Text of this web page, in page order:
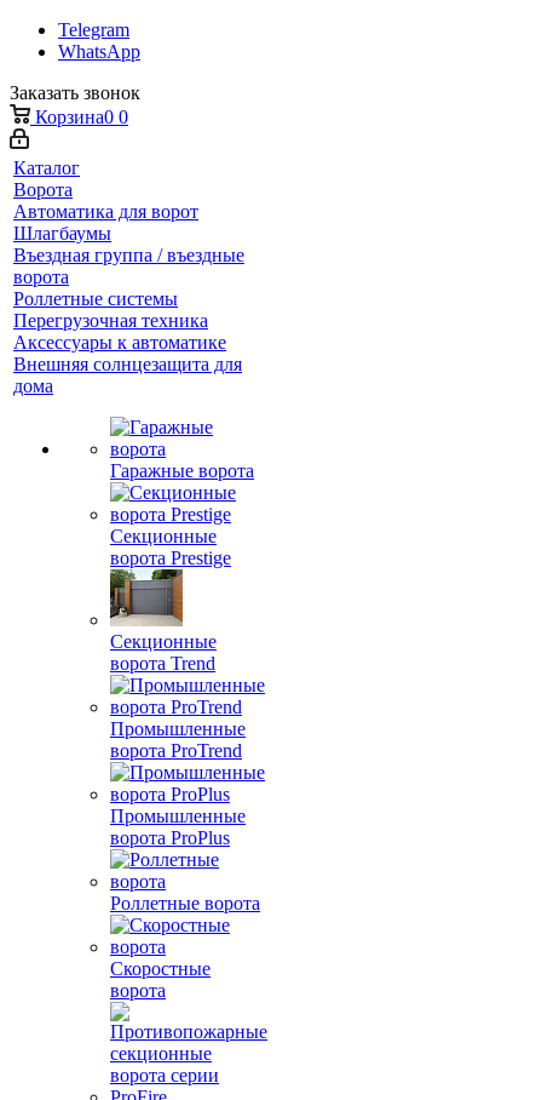
Telegram
WhatsApp
Заказать звонок
Корзина0 0
Каталог
Ворота
Автоматика для ворот
Шлагбаумы
Въездная группа / въездные
ворота
Роллетные системы
Перегрузочная техника
Аксессуары к автоматике
Внешняя солнцезащита для
дома
Гаражные ворота
Секционные
ворота Prestige
Секционные
ворота Trend
Промышленные
ворота ProTrend
Промышленные
ворота ProPlus
Роллетные ворота
Скоростные
ворота